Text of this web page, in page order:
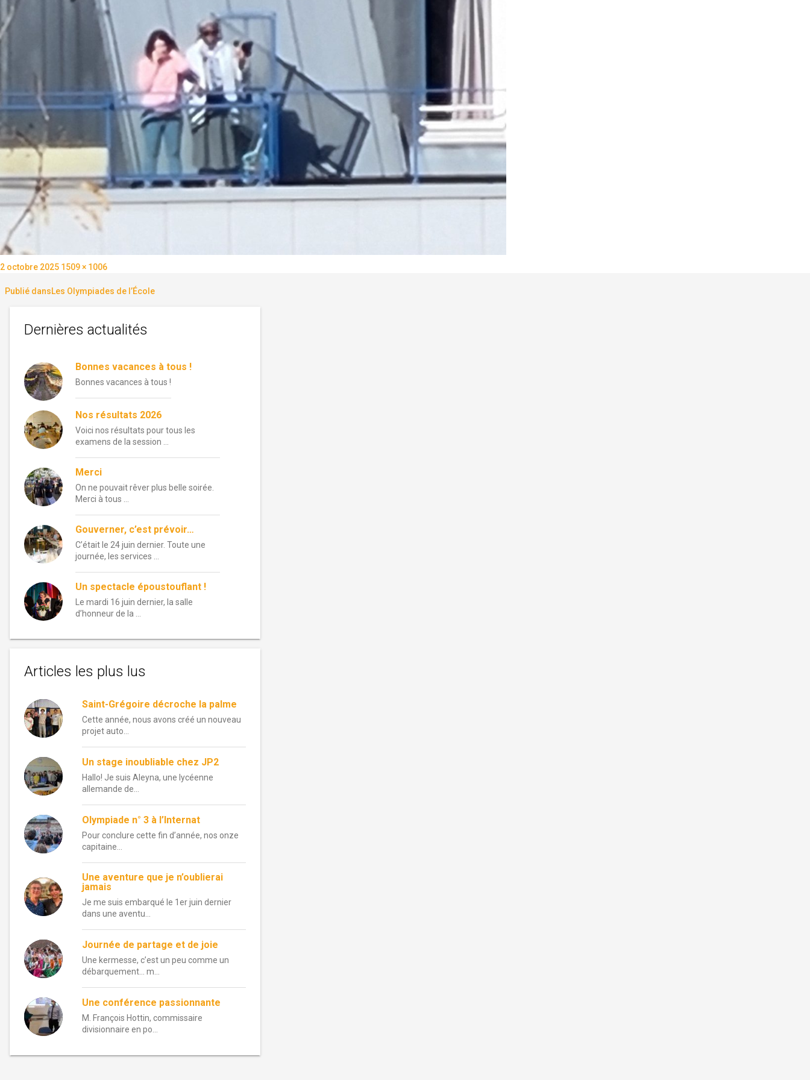
Publié
2 octobre 2025 Taille
1509 × 1006
Navigation
de
l’article
Publié dansLes Olympiades de l’École
Dernières actualités
Bonnes vacances à tous !
Bonnes vacances à tous !
Nos résultats 2026
Voici nos résultats pour tous les
examens de la session …
Merci
On ne pouvait rêver plus belle soirée.
Merci à tous …
Gouverner, c’est prévoir…
C’était le 24 juin dernier. Toute une
journée, les services …
Un spectacle époustouflant !
Le mardi 16 juin dernier, la salle
d’honneur de la …
Articles les plus lus
Saint-Grégoire décroche la palme
Cette année, nous avons créé un nouveau
projet auto...
Un stage inoubliable chez JP2
Hallo! Je suis Aleyna, une lycéenne
allemande de...
Olympiade n° 3 à l’Internat
Pour conclure cette fin d’année, nos onze
capitaine...
Une aventure que je n’oublierai
jamais
Je me suis embarqué le 1er juin dernier
dans une aventu...
Journée de partage et de joie
Une kermesse, c’est un peu comme un
débarquement… m...
Une conférence passionnante
M. François Hottin, commissaire
divisionnaire en po...